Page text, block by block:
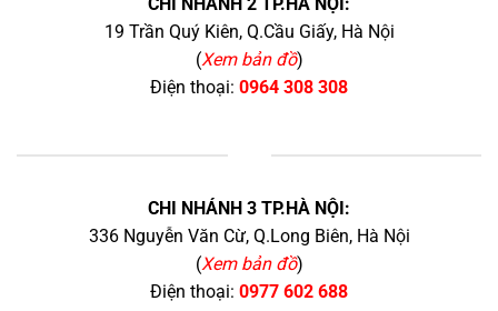
CHI NHÁNH 2 TP.HÀ NỘI:
19 Trần Quý Kiên, Q.Cầu Giấy, Hà Nội
(Xem bản đồ)
Điện thoại: 0964 308 308
CHI NHÁNH 3 TP.HÀ NỘI:
336 Nguyễn Văn Cừ, Q.Long Biên, Hà Nội
(Xem bản đồ)
Điện thoại: 0977 602 688